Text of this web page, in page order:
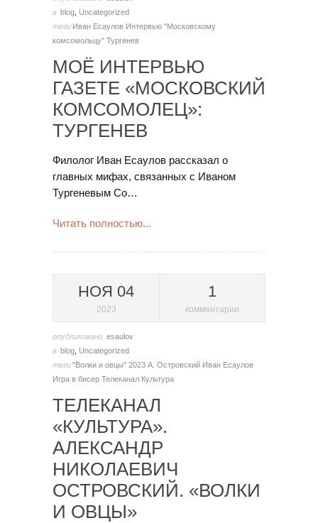
в blog Uncategorized
теги Иван Есаулов Интервью "Московскому
комсомольцу" Тургенев
МОЁ ИНТЕРВЬЮ
ГАЗЕТЕ «МОСКОВСКИЙ
КОМСОМОЛЕЦ»:
ТУРГЕНЕВ
Филолог Иван Есаулов рассказал о
главных мифах, связанных с Иваном
Тургеневым Со…
Читать полностью...
НОЯ 04
2023
1
комментарии
опубликовано esaulov
в blog Uncategorized
теги"Волки и овцы" 2023 А. Островский Иван Есаулов
Игра в бисер Телеканал Культура
ТЕЛЕКАНАЛ
«КУЛЬТУРА».
АЛЕКСАНДР
НИКОЛАЕВИЧ
ОСТРОВСКИЙ. «ВОЛКИ
И ОВЦЫ»